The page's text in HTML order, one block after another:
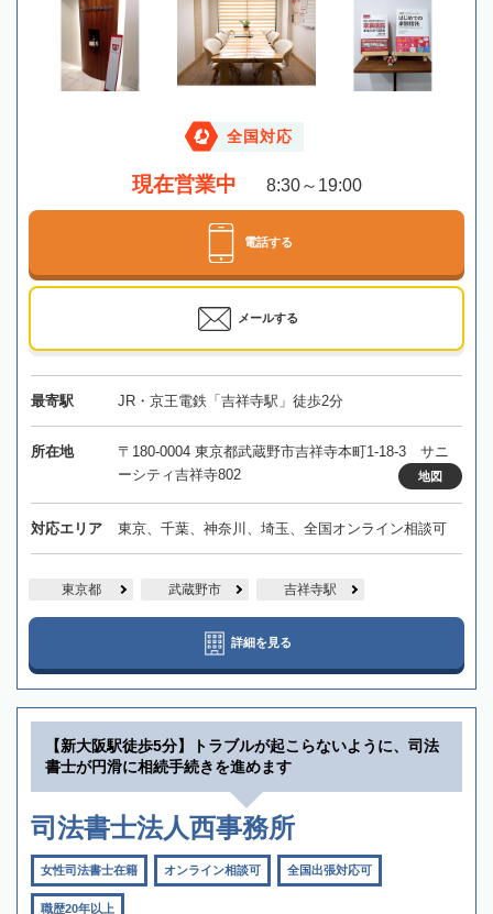
全国対応
現在営業中 8:30～19:00
電話する
メールする
最寄駅 JR・京王電鉄「吉祥寺駅」徒歩2分
所在地
〒180-0004 東京都武蔵野市吉祥寺本町1-18-3 サニ
ーシティ吉祥寺802
地図
対応エリア 東京、千葉、神奈川、埼玉、全国オンライン相談可
東京都 武蔵野市 吉祥寺駅
詳細を見る
【新大阪駅徒歩5分】トラブルが起こらないように、司法
書士が円滑に相続手続きを進めます
司法書士法人西事務所
女性司法書士在籍 オンライン相談可 全国出張対応可
職歴20年以上